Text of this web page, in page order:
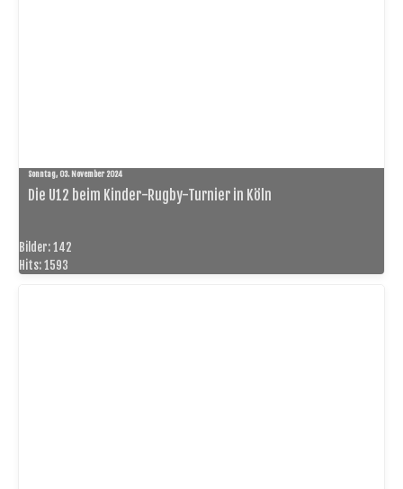
Sonntag, 03. November 2024
Die U12 beim Kinder-Rugby-Turnier in Köln
Bilder: 142
Hits: 1593